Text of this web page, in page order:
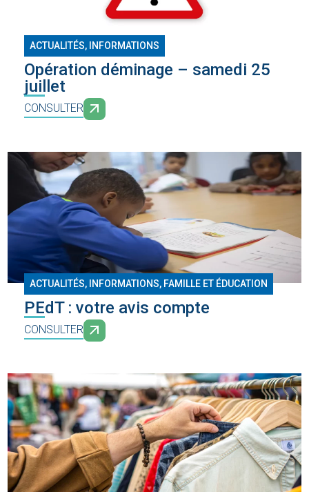
ACTUALITÉS, INFORMATIONS
Opération déminage – samedi 25
juillet
CONSULTER
ACTUALITÉS, INFORMATIONS, FAMILLE ET ÉDUCATION
PEdT : votre avis compte
CONSULTER